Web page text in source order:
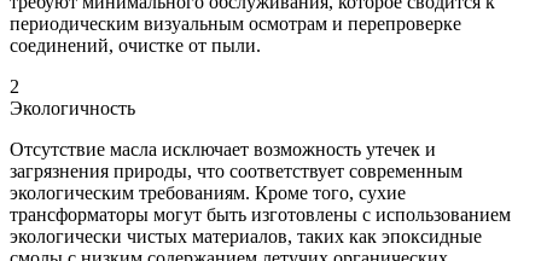
периодическим визуальным осмотрам и перепроверке
соединений, очистке от пыли.
2
Экологичность
Отсутствие масла исключает возможность утечек и
загрязнения природы, что соответствует современным
экологическим требованиям. Кроме того, сухие
трансформаторы могут быть изготовлены с использованием
экологически чистых материалов, таких как эпоксидные